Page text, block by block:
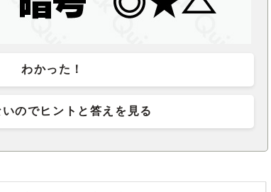
わかった！
のでヒントと答えを見る